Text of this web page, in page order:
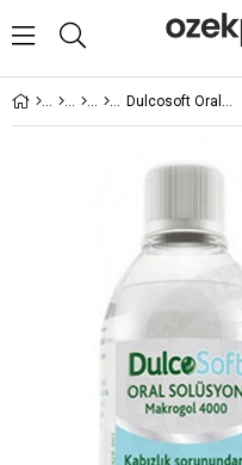
Dulcosoft Oral Solüsyon 250 ml